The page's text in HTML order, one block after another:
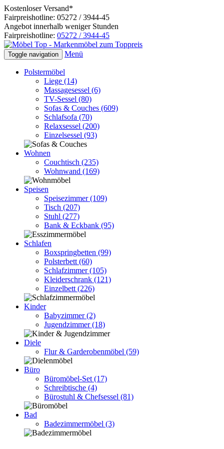
Kostenloser Versand*
Fairpreishotline: 05272 / 3944-45
Angebot innerhalb weniger Stunden
Fairpreishotline: 05272 / 3944-45
Toggle navigation Menü
Polstermöbel
Liege (14)
Massagesessel (6)
TV-Sessel (80)
Sofas & Couches (609)
Schlafsofa (70)
Relaxsessel (200)
Einzelsessel (93)
Wohnen
Couchtisch (235)
Wohnwand (169)
Speisen
Speisezimmer(109)
Tisch (207)
Stuhl (277)
Bank & Eckbank (95)
Schlafen
Boxspringbetten (99)
Polsterbett (60)
Schlafzimmer(105)
Kleiderschrank (121)
Einzelbett (226)
Kinder
Babyzimmer(2)
Jugendzimmer(18)
Diele
Flur & Garderobenmöbel (59)
Büro
Büromöbel-Set (17)
Schreibtische (4)
Bürostuhl & Chefsessel (81)
Bad
Badezimmermöbel (3)